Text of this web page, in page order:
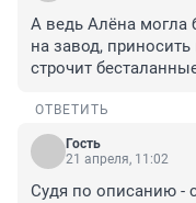
А ведь Алёна могла
на завод,
строчит
ОТВЕТИТЬ
Гость
21 апреля, 11:02
Судя по описанию -